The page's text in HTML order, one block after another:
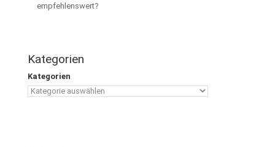
empfehlenswert?
Kategorien
Kategorien